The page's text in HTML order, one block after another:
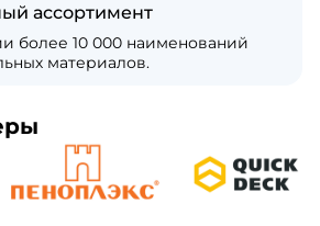
ассортимент
более 10 000 наименований
материалов.